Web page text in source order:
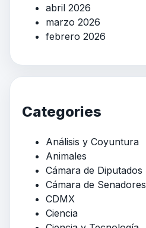
abril 2026
marzo 2026
febrero 2026
Categories
Análisis y Coyuntura
Animales
Cámara de Diputados
Cámara de Senadores
CDMX
Ciencia